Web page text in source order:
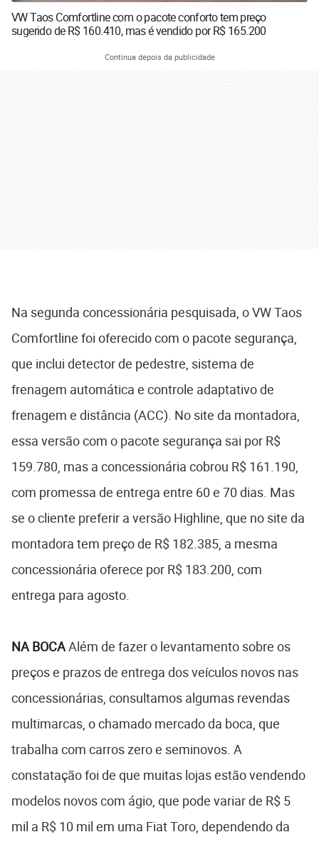
VW Taos Comfortline com o pacote conforto tem preço
sugerido de R$ 160.410, mas é vendido por R$ 165.200
Continua depois da publicidade
Na segunda concessionária pesquisada, o VW Taos
Comfortline foi oferecido com o pacote segurança,
que inclui detector de pedestre, sistema de
frenagem automática e controle adaptativo de
frenagem e distância (ACC). No site da montadora,
essa versão com o pacote segurança sai por R$
159.780, mas a concessionária cobrou R$ 161.190,
com promessa de entrega entre 60 e 70 dias. Mas
se o cliente preferir a versão Highline, que no site da
montadora tem preço de R$ 182.385, a mesma
concessionária oferece por R$ 183.200, com
entrega para agosto.
NA BOCAAlém de fazer o levantamento sobre os
preços e prazos de entrega dos veículos novos nas
concessionárias, consultamos algumas revendas
multimarcas, o chamado mercado da boca, que
trabalha com carros zero e seminovos. A
constatação foi de que muitas lojas estão vendendo
modelos novos com ágio, que pode variar de R$ 5
mil a R$ 10 mil em uma Fiat Toro, dependendo da